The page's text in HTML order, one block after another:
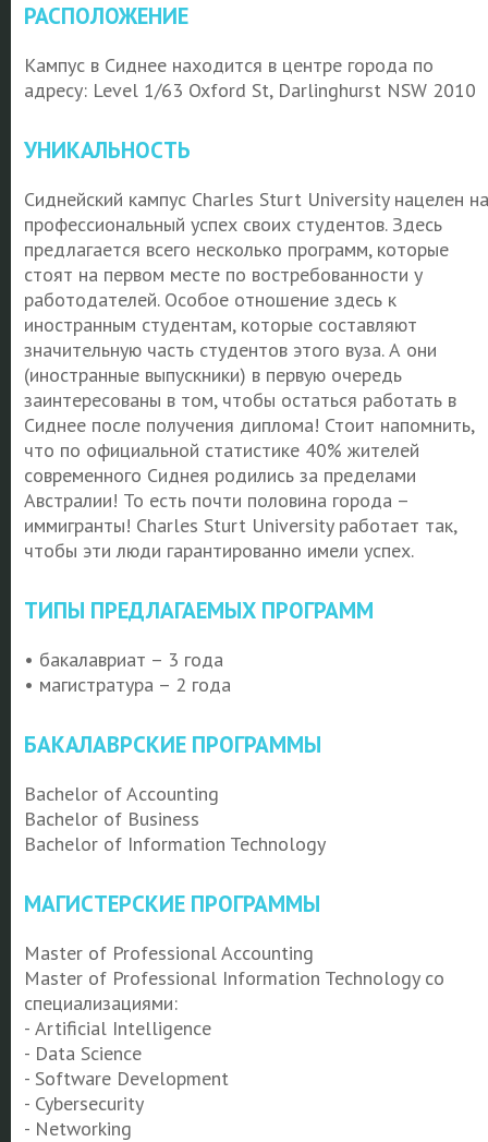
РАСПОЛОЖЕНИЕ
Кампус в Сиднее находится в центре города по
адресу: Level 1/63 Oxford St, Darlinghurst NSW 2010
УНИКАЛЬНОСТЬ
Сиднейский кампус Charles Sturt University нацелен на
профессиональный успех своих студентов. Здесь
предлагается всего несколько программ, которые
стоят на первом месте по востребованности у
работодателей. Особое отношение здесь к
иностранным студентам, которые составляют
значительную часть студентов этого вуза. А они
(иностранные выпускники) в первую очередь
заинтересованы в том, чтобы остаться работать в
Сиднее после получения диплома! Стоит напомнить,
что по официальной статистике 40% жителей
современного Сиднея родились за пределами
Австралии! То есть почти половина города –
иммигранты! Charles Sturt University работает так,
чтобы эти люди гарантированно имели успех.
ТИПЫ ПРЕДЛАГАЕМЫХ ПРОГРАММ
• бакалавриат – 3 года
• магистратура – 2 года
БАКАЛАВРСКИЕ ПРОГРАММЫ
Bachelor of Accounting
Bachelor of Business
Bachelor of Information Technology
МАГИСТЕРСКИЕ ПРОГРАММЫ
Master of Professional Accounting
Master of Professional Information Technology со
специализациями:
- Artificial Intelligence
- Data Science
- Software Development
- Cybersecurity
- Networking